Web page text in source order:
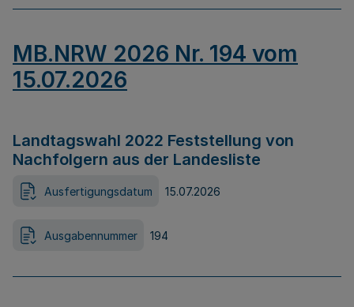
MB.NRW 2026 Nr. 194 vom
15.07.2026
Landtagswahl 2022 Feststellung von
Nachfolgern aus der Landesliste
Ausfertigungsdatum 15.07.2026
Ausgabennummer 194